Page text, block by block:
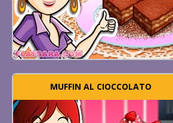
MUFFIN AL CIOCCOLATO